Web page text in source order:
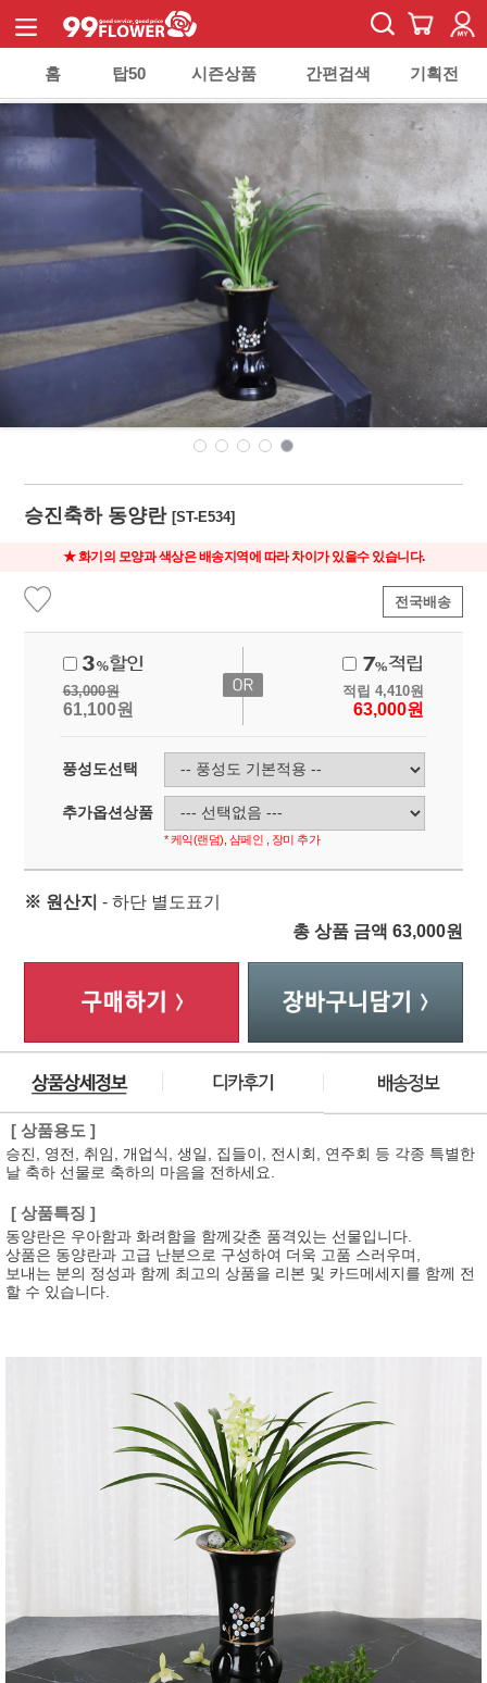
홈 탑50 시즌상품 간편검색 기획전
승진축하 동양란[ST-E534]
★ 화기의 모양과 색상은 배송지역에 따라 차이가 있을수 있습니다.
전국배송
63,000원
61,100원
적립 4,410원
63,000원
풍성도선택
추가옵션상품
* 케익(랜덤), 샴페인 , 장미 추가
※ 원산지 - 하단 별도표기
총 상품 금액 63,000원
[ 상품용도 ]
승진, 영전, 취임, 개업식, 생일, 집들이, 전시회, 연주회 등 각종 특별한
날 축하 선물로 축하의 마음을 전하세요.
[ 상품특징 ]
동양란은 우아함과 화려함을 함께갖춘 품격있는 선물입니다.
상품은 동양란과 고급 난분으로 구성하여 더욱 고품 스러우며,
보내는 분의 정성과 함께 최고의 상품을 리본 및 카드메세지를 함께 전
할 수 있습니다.